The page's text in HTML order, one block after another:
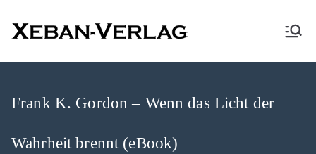
XEBAN-Verlag
Frank K. Gordon – Wenn das Licht der
Wahrheit brennt (eBook)